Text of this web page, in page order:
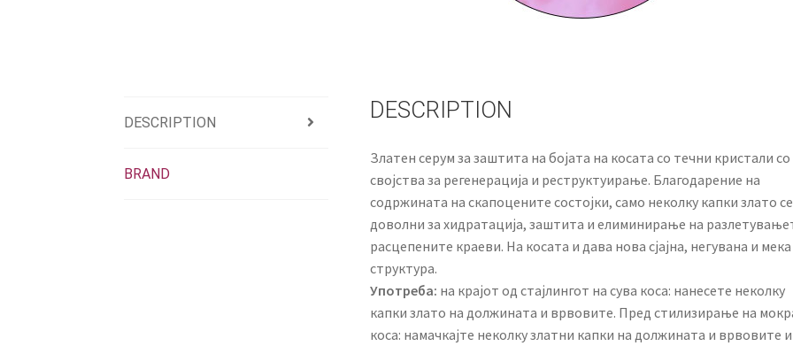
DESCRIPTION
BRAND
DESCRIPTION
Златен серум за заштита на бојата на косата со течни кристали со
својства за регенерација и реструктуирање. Благодарение на
содржината на скапоцените состојки, само неколку капки злато се
доволни за хидратација, заштита и елиминирање на
расцепените краеви. На косата и дава нова сјајна, негувана и мека
структура.
Употреба: на крајот од стајлингот на сува коса: нанесете неколку
капки злато на должината и врвовите. Пред стилизирање на
коса: намачкајте неколку златни капки на должината и врвовите и